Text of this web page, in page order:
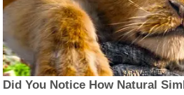
Did You Notice How Natural